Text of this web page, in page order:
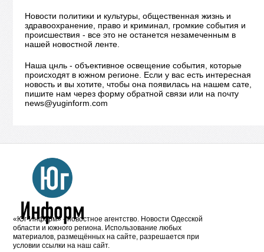
Новости политики и культуры, общественная жизнь и
здравоохранение, право и криминал, громкие события и
происшествия - все это не останется незамеченным в
нашей новостной ленте.
Наша цнль - объективное освещение события, которые
происходят в южном регионе. Если у вас есть интересная
новость и вы хотите, чтобы она появилась на нашем сате,
пишите нам через форму обратной связи или на почту
news@yuginform.com
«Юг-Информ» - новостное агентство. Новости Одесской
области и южного региона. Использование любых
материалов, размещённых на сайте, разрешается при
условии ссылки на наш сайт.